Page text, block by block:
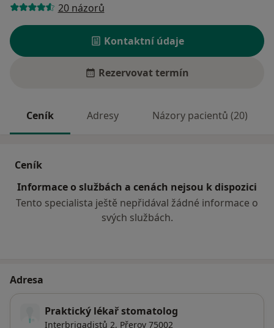
20 názorů
Kontaktní údaje
Rezervovat termín
Ceník Adresy Názory pacientů (20)
Ceník
Informace o službách a cenách nejsou k dispozici
Tento specialista ještě nepřidával žádné informace o
svých službách.
Adresa
Praktický lékař stomatolog
Interbrigadistů 2, Přerov 75002